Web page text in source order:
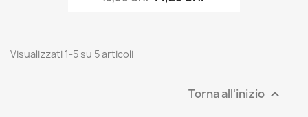
Visualizzati 1-5 su 5 articoli
Torna all'inizio 